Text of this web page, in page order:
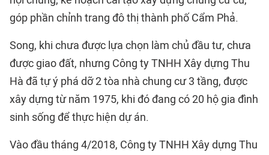
góp phần chỉnh trang đô thị thành phố Cẩm Phả.
Song, khi chưa được lựa chọn làm chủ đầu tư, chưa
được giao đất, nhưng Công ty TNHH Xây dựng Thu
Hà đã tự ý phá dỡ 2 tòa nhà chung cư 3 tầng, được
xây dựng từ năm 1975, khi đó đang có 20 hộ gia đình
sinh sống để thực hiện dự án.
Vào đầu tháng 4/2018, Công ty TNHH Xây dựng Thu